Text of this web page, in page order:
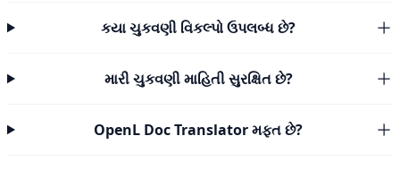
કયા ચુકવણી વિકલ્પો ઉપલબ્ધ છે?
મારી ચુકવણી માહિતી સુરક્ષિત છે?
OpenL Doc Translator મફત છે?